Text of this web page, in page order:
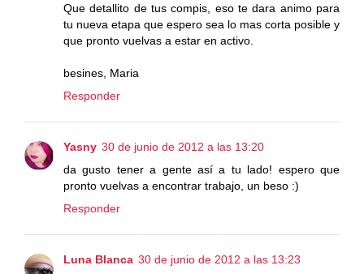
Que detallito de tus compis, eso te dara animo para
tu nueva etapa que espero sea lo mas corta posible y
que pronto vuelvas a estar en activo.
besines, Maria
Responder
Yasny 30 de junio de 2012 a las 13:20
da gusto tener a gente así a tu lado! espero que
pronto vuelvas a encontrar trabajo, un beso :)
Responder
Luna Blanca 30 de junio de 2012 a las 13:23